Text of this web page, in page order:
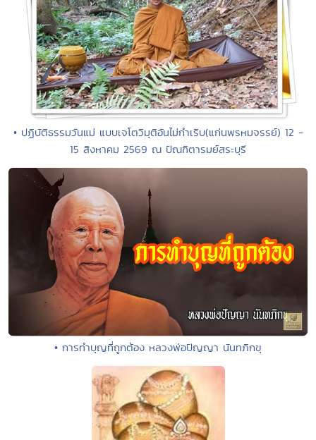
• ปฏิบัติธรรมวันแม่ แบบเจโตวิมุติอันไม่กำเริบ(แก่นพรหมจรรย์) 12 -
15 สิงหาคม 2569 ณ ปัณฑิตารมย์สระบุรี
• การทำบุญที่ถูกต้อง หลวงพ่อปัญญา นันทภิกขุ